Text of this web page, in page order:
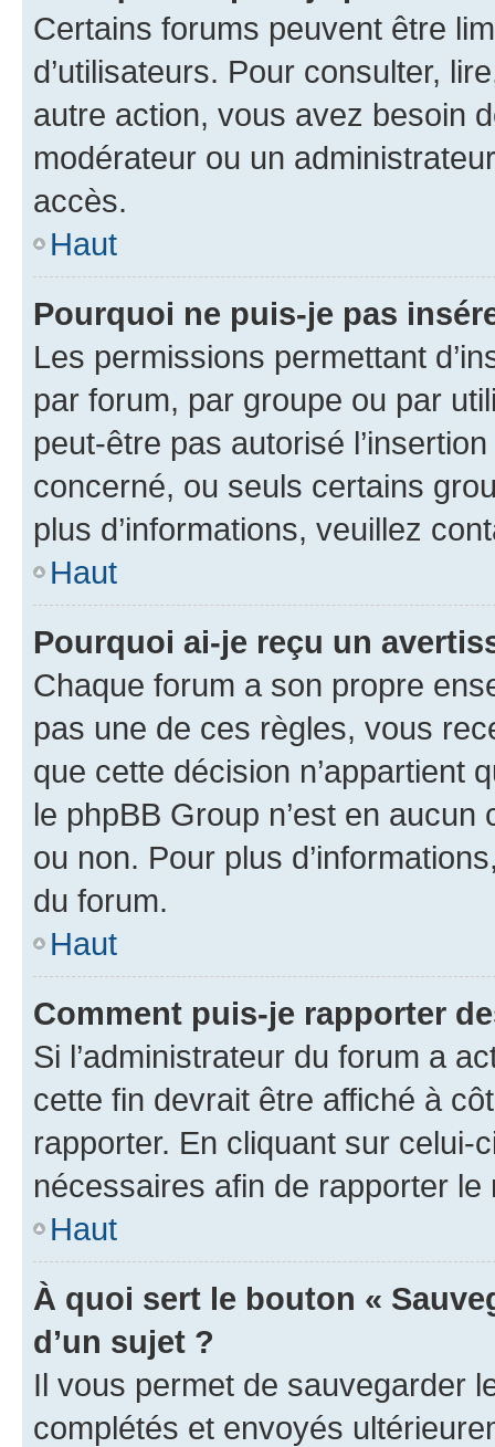
Certains forums peuvent être
d’utilisateurs. Pour consulter,
autre action, vous avez besoin
modérateur ou un
accès.
Haut
Pourquoi ne puis-je pas
Les permissions permettant
par forum, par groupe ou par
peut-être pas autorisé
concerné, ou seuls certains
plus d’informations, veuillez
Haut
Pourquoi ai-je reçu un
Chaque forum a son propre
pas une de ces règles, vous
que cette décision n’appartient
le phpBB Group n’est en
ou non. Pour plus
du forum.
Haut
Comment puis-je rapporter
Si l’administrateur du forum a
cette fin devrait être affiché à
rapporter. En cliquant sur
nécessaires afin de rapporter le
Haut
À quoi sert le bouton «
d’un sujet ?
Il vous permet de sauvegarder
complétés et envoyés